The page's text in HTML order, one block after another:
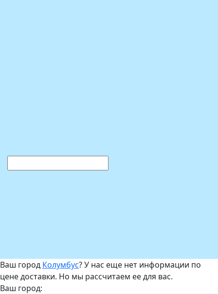
Ваш город Колумбус? У нас еще нет информации по
цене доставки. Но мы рассчитаем ее для вас.
Ваш город: